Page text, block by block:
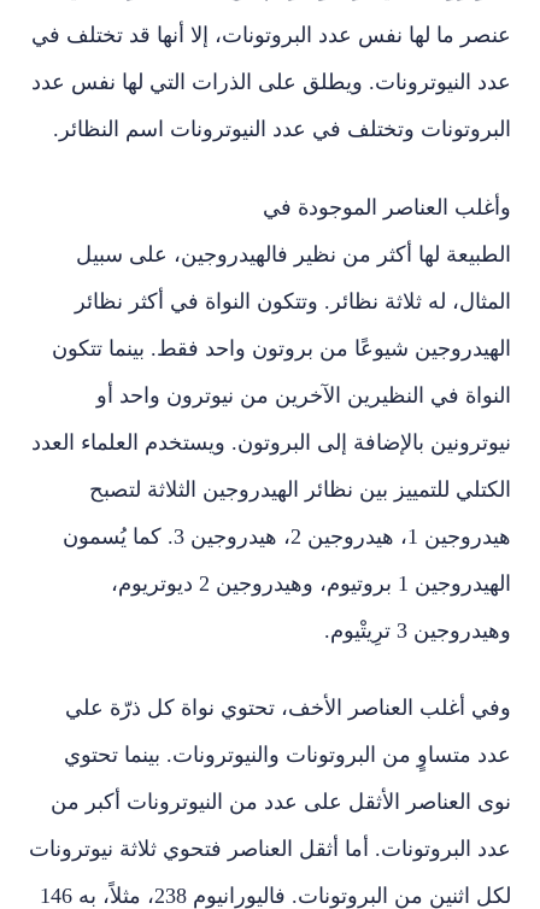
عنصر ما لها نفس عدد البروتونات، إلا أنها قد تختلف في
عدد النيوترونات. ويطلق على الذرات التي لها نفس عدد
البروتونات وتختلف في عدد النيوترونات اسم النظائر.
وأغلب العناصر الموجودة في
الطبيعة لها أكثر من نظير فالهيدروجين، على سبيل
المثال، له ثلاثة نظائر. وتتكون النواة في أكثر نظائر
الهيدروجين شيوعًا من بروتون واحد فقط. بينما تتكون
النواة في النظيرين الآخرين من نيوترون واحد أو
نيوترونين بالإضافة إلى البروتون. ويستخدم العلماء العدد
الكتلي للتمييز بين نظائر الهيدروجين الثلاثة لتصبح
هيدروجين 1، هيدروجين 2، هيدروجين 3. كما يُسمون
الهيدروجين 1 بروتيوم، وهيدروجين 2 ديوتريوم،
وهيدروجين 3 ترِيتْيوم.
وفي أغلب العناصر الأخف، تحتوي نواة كل ذرّة علي
عدد متساوٍ من البروتونات والنيوترونات. بينما تحتوي
نوى العناصر الأثقل على عدد من النيوترونات أكبر من
عدد البروتونات. أما أثقل العناصر فتحوي ثلاثة نيوترونات
لكل اثنين من البروتونات. فاليورانيوم 238، مثلاً، به 146